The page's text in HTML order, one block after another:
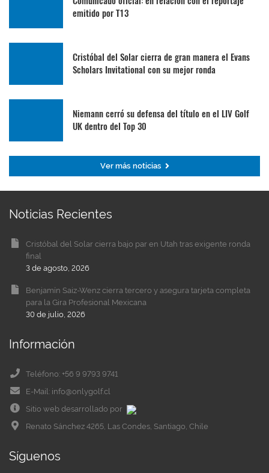
emitido por T13
Cristóbal del Solar cierra de gran manera el Evans
Scholars Invitational con su mejor ronda
Niemann cerró su defensa del título en el LIV Golf
UK dentro del Top 30
Ver más noticias
Noticias Recientes
Cristóbal del Solar cierra bajo par en Utah tras exigente ronda
final
3 de agosto, 2026
Benjamín Saiz-Wenz cierra tercero y asegura tarjeta completa
para la Gira Profesional Mexicana
30 de julio, 2026
Información
Teléfono: +56 9 9793 9741
E-Mail: info@onlygolf.cl
Sitio web desarrollado por
Renato Sánchez 4265, Las Condes, Santiago, Chile
Síguenos